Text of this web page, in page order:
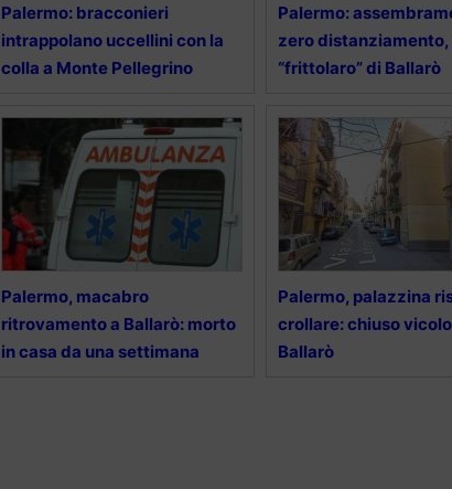
Palermo: bracconieri
intrappolano uccellini con la
colla a Monte Pellegrino
Palermo:
zero distanziamento,
“frittolaro” di Ballarò
Palermo, macabro
ritrovamento a Ballarò: morto
in casa da una settimana
Palermo, palazzina
crollare: chiuso
Ballarò